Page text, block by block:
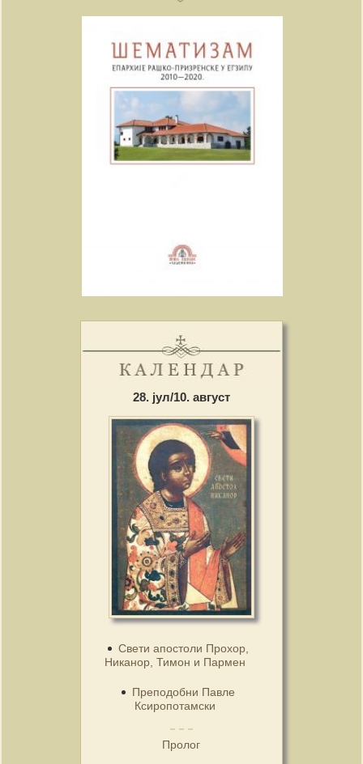
28. јул/10. август
Свети апостоли Прохор,
Никанор, Тимон и Пармен
Преподобни Павле
Ксиропотамски
Пролог